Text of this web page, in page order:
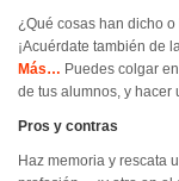
¿Qué cosas han dicho
¡Acuérdate también de
Más… Puedes colgar
de tus alumnos, y hacer
Pros y contras
Haz memoria y rescata